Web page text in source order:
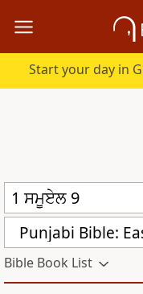
Bible Book List